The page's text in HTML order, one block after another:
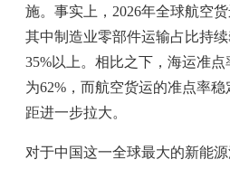
施。事实上，2026年全球航空
其中制造业零部件运输占比持
35%以上。相比之下，海运准点
为62%，而航空货运的准点率
距进一步拉大。
对于中国这一全球最大的新能